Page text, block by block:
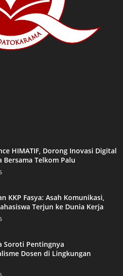
HIMATIF, Dorong Inovasi Digital
Bersama Telkom Palu
KKP Fasya: Asah Komunikasi,
Terjun ke Dunia Kerja
Soroti Pentingnya
Dosen di Lingkungan